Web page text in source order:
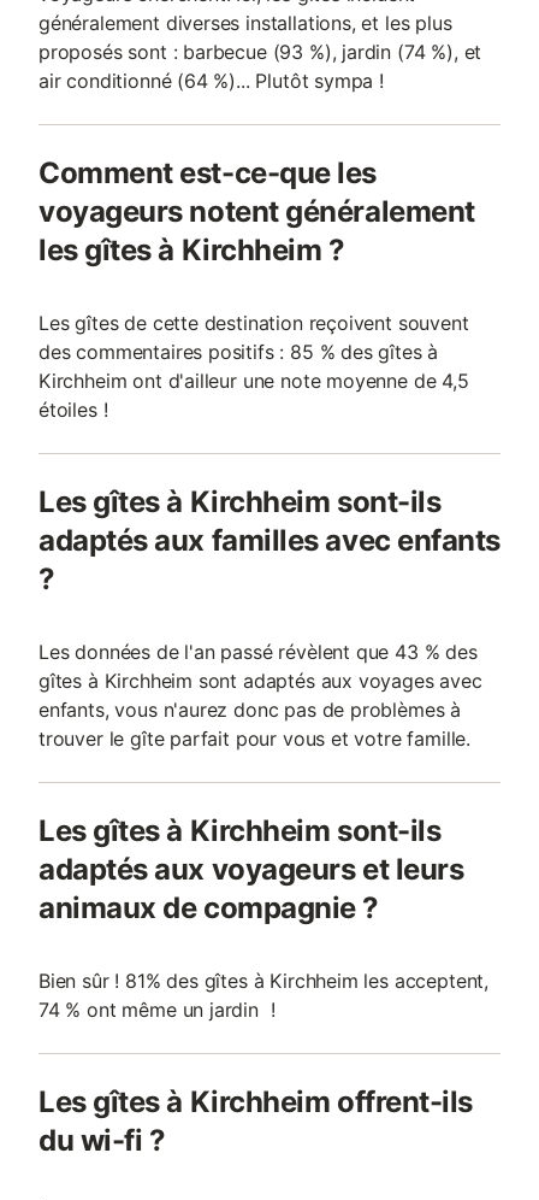
généralement diverses installations, et les plus
proposés sont : barbecue (93 %), jardin (74 %), et
air conditionné (64 %)... Plutôt sympa !
Comment est-ce-que les
voyageurs notent généralement
les gîtes à Kirchheim ?
Les gîtes de cette destination reçoivent souvent
des commentaires positifs : 85 % des gîtes à
Kirchheim ont d'ailleur une note moyenne de 4,5
étoiles !
Les gîtes à Kirchheim sont-ils
adaptés aux familles avec enfants
?
Les données de l'an passé révèlent que 43 % des
gîtes à Kirchheim sont adaptés aux voyages avec
enfants, vous n'aurez donc pas de problèmes à
trouver le gîte parfait pour vous et votre famille.
Les gîtes à Kirchheim sont-ils
adaptés aux voyageurs et leurs
animaux de compagnie ?
Bien sûr ! 81% des gîtes à Kirchheim les acceptent,
74 % ont même un jardin !
Les gîtes à Kirchheim offrent-ils
du wi-fi ?